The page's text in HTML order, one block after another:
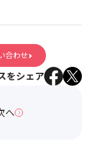
合わせ
をシェア
へ